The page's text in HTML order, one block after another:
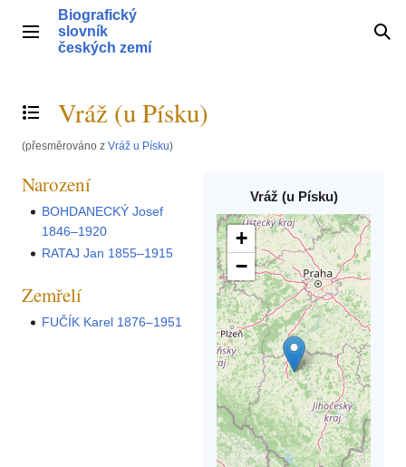
obsahHlavní menu
Biografický
slovník
českých zemí
Přepnout obsah
Vráž (u Písku)
(přesměrováno z Vráž u Písku)
Vráž (u Písku)
+
−
Narození
BOHDANECKÝ Josef
1846–1920
RATAJ Jan 1855–1915
Zemřelí
FUČÍK Karel 1876–1951